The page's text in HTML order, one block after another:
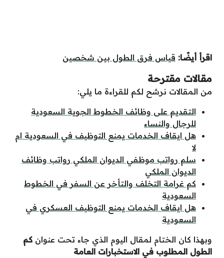
اقرأ أيضًا: قياس فرق الطول بين شخصين
مقالات مقترحة
من المقالات نرشح لكم للقراءة ما يلي:
التقديم على وظائف الخطوط الجوية السعودية
للرجال والنساء
هل ايقاف الخدمات يمنع التوظيف في السعودية ام
لا
سلم رواتب موظفي الديوان الملكي رواتب وظائف
الديوان الملكي
كم غرامة التخلف والتأخر عن السفر في الخطوط
السعودية
هل ايقاف الخدمات يمنع التوظيف العسكري في
السعودية
وبهذا كان الختام لمقال اليوم الذي جاء تحت عنوان كم
الطول المطلوب في الاستخبارات العامة